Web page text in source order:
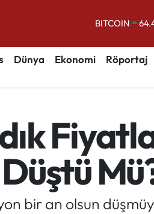
DOLAR
EURO
Dünya Ekonomi Röportaj
bir an olsun